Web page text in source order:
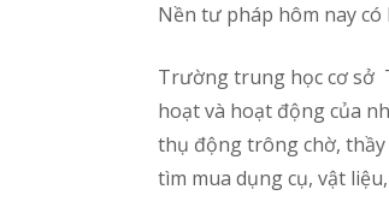
Nền tư pháp hôm nay
Trường trung học cơ sở
hoạt và hoạt động của
thụ động trông chờ,
tìm mua dụng cụ, vật